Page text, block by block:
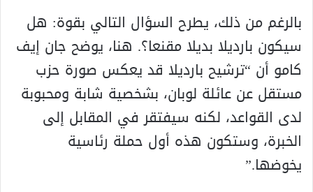
بالرغم من ذلك، يطرح السؤال التالي بقوة: هل
سيكون بارديلا بديلا مقنعا؟. هنا، يوضح جان إيف
كامو أن “ترشيح بارديلا قد يعكس صورة حزب
مستقل عن عائلة لوبان، بشخصية شابة ومحبوبة
لدى القواعد، لكنه سيفتقر في المقابل إلى
الخبرة، وستكون هذه أول حملة رئاسية
يخوضها.”